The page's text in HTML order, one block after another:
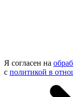
Я согласен на
с политикой в